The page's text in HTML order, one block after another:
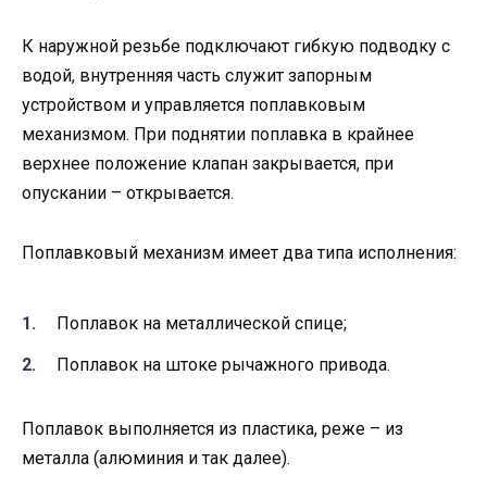
К наружной резьбе подключают гибкую подводку с
водой, внутренняя часть служит запорным
устройством и управляется поплавковым
механизмом. При поднятии поплавка в крайнее
верхнее положение клапан закрывается, при
опускании – открывается.
Поплавковый механизм имеет два типа исполнения:
Поплавок на металлической спице;
Поплавок на штоке рычажного привода.
Поплавок выполняется из пластика, реже – из
металла (алюминия и так далее).